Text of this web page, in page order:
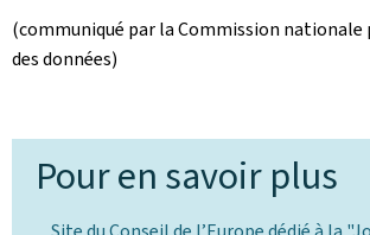
(communiqué par la Commission
des données)
Pour en savoir plus